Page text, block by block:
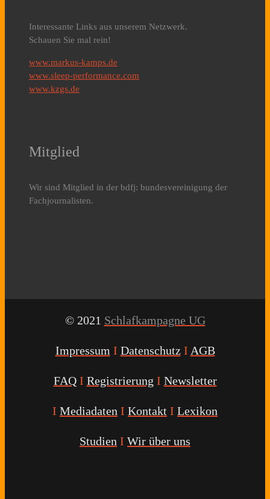
Interessante Links aus unserem Netzwerk.
Schauen Sie mal rein!
www.markus-kamps.de
www.sleep-performance.com
www.kzgs.de
Mitglied
Wir sind Mitglied in der bdfj: bundesvereinigung der
Fachjournalisten.
© 2021 Schlafkampagne UG
Impressum I Datenschutz I AGB
FAQ I Registrierung I Newsletter
I Mediadaten I Kontakt I Lexikon
Studien I Wir über uns